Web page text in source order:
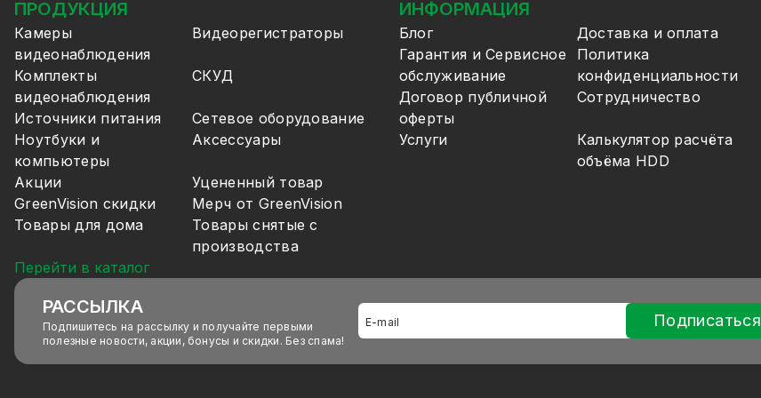
ПРОДУКЦИЯ
Камеры
видеонаблюдения
Видеорегистраторы
Комплекты
видеонаблюдения
СКУД
Источники питания
Сетевое оборудование
Ноутбуки и
компьютеры
Аксессуары
Акции
Уцененный товар
GreenVision скидки
Мерч от GreenVision
Товары для дома
Товары снятые с
производства
Перейти в каталог
ИНФОРМАЦИЯ
Блог
Доставка и оплата
Гарантия и Сервисное
обслуживание
Политика
конфиденциальности
Договор публичной
оферты
Сотрудничество
Услуги
Калькулятор расчёта
объёма HDD
РАССЫЛКА
Подпишитесь на рассылку и получайте первыми
полезные новости, акции, бонусы и скидки. Без спама!
Подписаться